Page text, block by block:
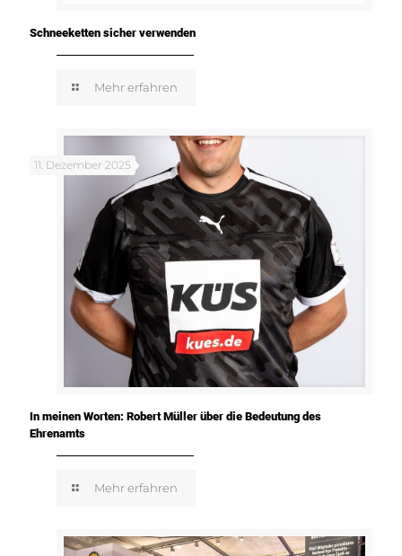
Schneeketten sicher verwenden
Mehr erfahren
11. Dezember 2025
In meinen Worten: Robert Müller über die Bedeutung des
Ehrenamts
Mehr erfahren